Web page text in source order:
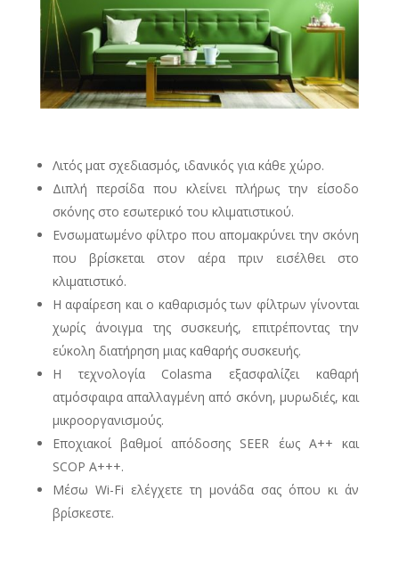
Λιτός ματ σχεδιασμός, ιδανικός για κάθε χώρο.
Διπλή περσίδα που κλείνει πλήρως την είσοδο
σκόνης στο εσωτερικό του κλιματιστικού.
Ενσωματωμένο φίλτρο που απομακρύνει την σκόνη
που βρίσκεται στον αέρα πριν εισέλθει στο
κλιματιστικό.
Η αφαίρεση και ο καθαρισμός των φίλτρων γίνονται
χωρίς άνοιγμα της συσκευής, επιτρέποντας την
εύκολη διατήρηση μιας καθαρής συσκευής.
Η τεχνολογία Colasma εξασφαλίζει καθαρή
ατμόσφαιρα απαλλαγμένη από σκόνη, μυρωδιές, και
μικροοργανισμούς.
Εποχιακοί βαθμοί απόδοσης SEER έως Α++ και
SCOP A+++.
Μέσω Wi-Fi ελέγχετε τη μονάδα σας όπου κι άν
βρίσκεστε.